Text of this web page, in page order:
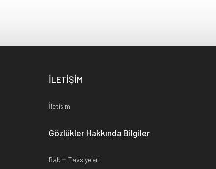
İLETİŞİM
İletişim
Gözlükler Hakkında Bilgiler
Bakım Tavsiyeleri